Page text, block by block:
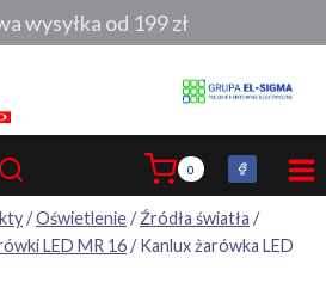
0
/Oświetlenie/ Źródła światła /
LED MR 16/ Kanlux żarówka LED
wysyłka od 199 zł